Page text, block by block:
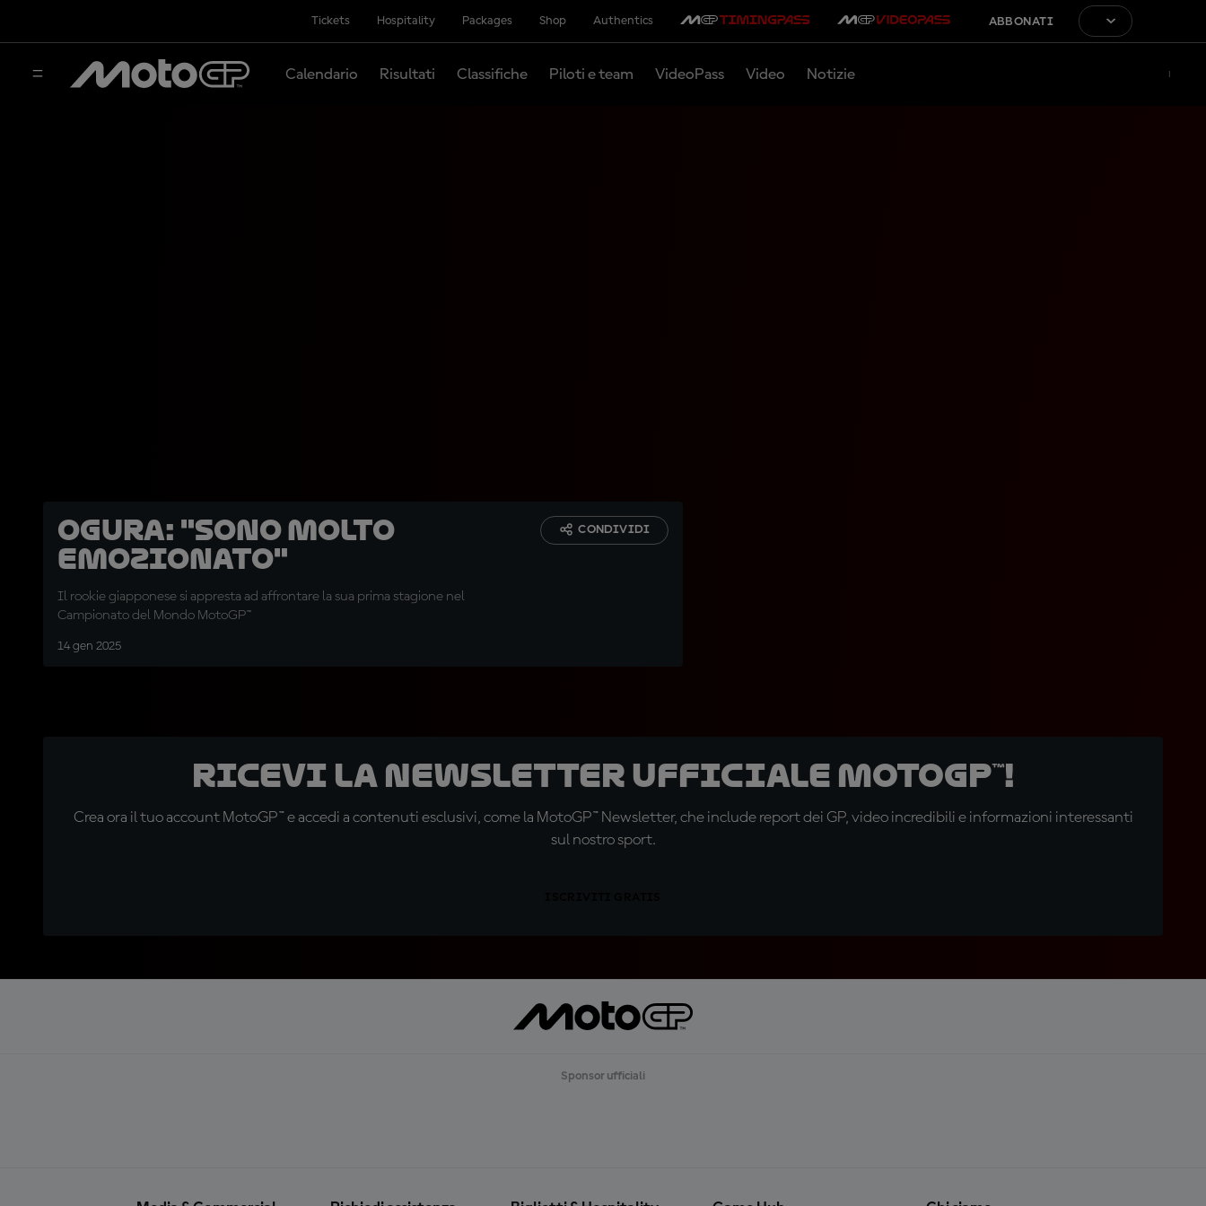
Tickets Hospitality Packages Shop Authentics ABBONATI
Calendario Risultati Classifiche Piloti e team VideoPass Video Notizie
Ogura: "Sono molto
emozionato"
Il rookie giapponese si appresta ad affrontare la sua prima stagione nel
Campionato del Mondo MotoGP™
14 gen 2025
CONDIVIDI
Ricevi la newsletter ufficiale MotoGP™!
Crea ora il tuo account MotoGP™ e accedi a contenuti esclusivi, come la MotoGP™ Newsletter, che include report dei GP, video incredibili e informazioni interessanti
sul nostro sport.
Sponsor ufficiali